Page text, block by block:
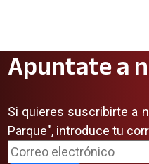
Apuntate a
Si quieres suscribirte a
Parque", introduce tu